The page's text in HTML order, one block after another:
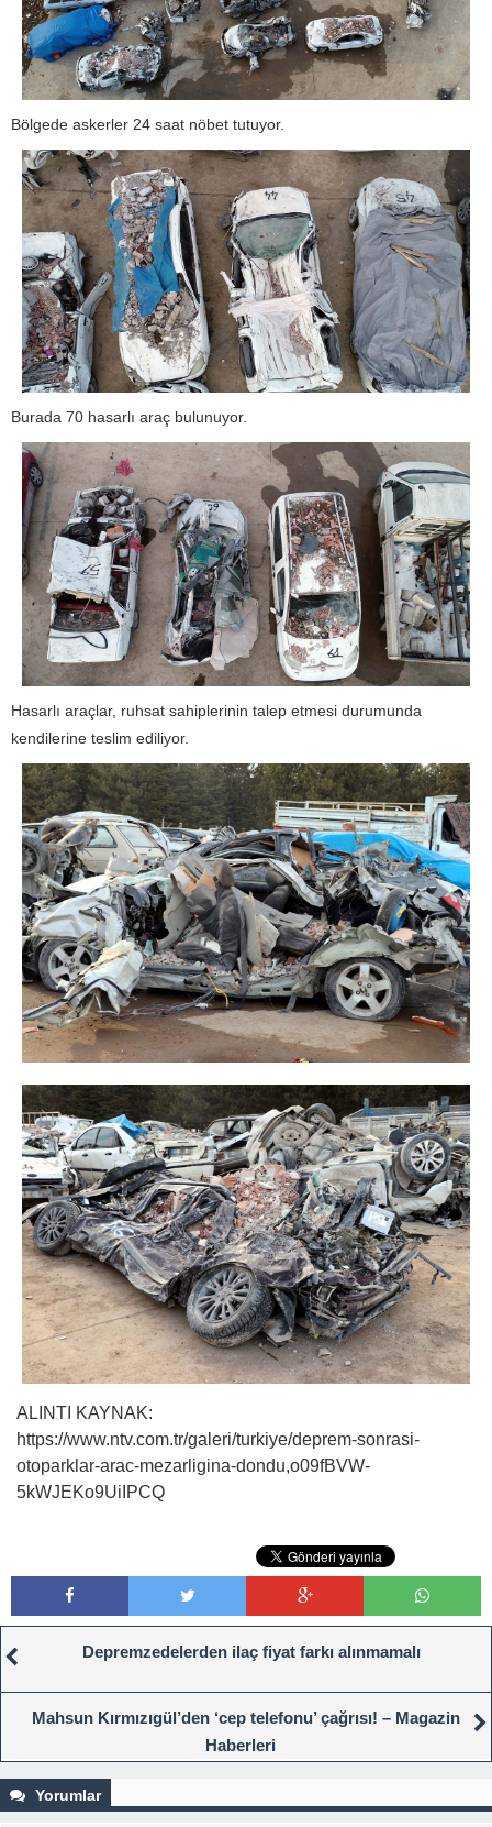
Bölgede askerler 24 saat nöbet tutuyor.
Burada 70 hasarlı araç bulunuyor.
Hasarlı araçlar, ruhsat sahiplerinin talep etmesi durumunda
kendilerine teslim ediliyor.
ALINTI KAYNAK:
https://www.ntv.com.tr/galeri/turkiye/deprem-sonrasi-
otoparklar-arac-mezarligina-dondu,o09fBVW-
5kWJEKo9UiIPCQ
Depremzedelerden ilaç fiyat farkı alınmamalı
Mahsun Kırmızıgül’den ‘cep telefonu’ çağrısı! – Magazin
Haberleri
Yorumlar